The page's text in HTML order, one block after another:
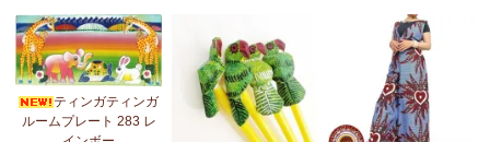
7/3：【まとめ割SALE！】3個で10％OFF！タンザニア産カシュー
ナッツ＜素焼き＞＜うす塩＞～こだわりの大粒 香り高くコク深い
まろやかな甘み～
6/30： マルチモバイルポーチ新入荷！『ニッポンの技×アフリカ
の色』
ティンガティンガ
ルームプレート 283 レ